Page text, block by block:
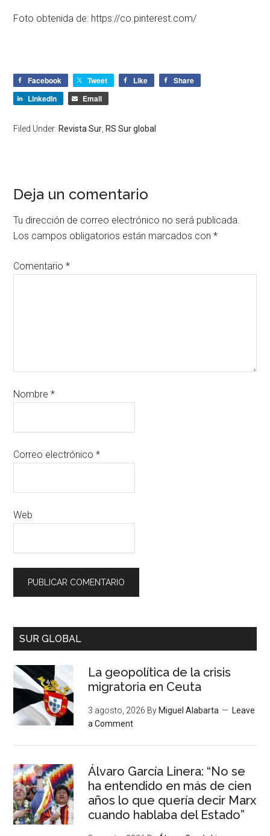
Foto obtenida de: https://co.pinterest.com/
Facebook Tweet Like
Share
LinkedIn
Email
Filed Under: Revista Sur RS Sur global
Deja un comentario
Tu dirección de correo electrónico no será publicada.
Los campos obligatorios están marcados con*
Comentario*
Nombre*
Correo electrónico*
Web
SUR GLOBAL
La geopolítica de la crisis
migratoria en Ceuta
3 agosto, 2026 By Miguel Alabarta
Leave
a Comment
Álvaro García Linera: “No se
ha entendido en más de cien
años lo que quería decir Marx
cuando hablaba del Estado”